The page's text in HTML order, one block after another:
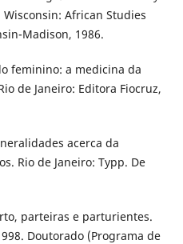
African Studies
Madison, 1986.
feminino: a medicina da
de Janeiro: Editora Fiocruz,
acerca da
Rio de Janeiro: Typp. De
parteiras e parturientes.
Doutorado (Programa de